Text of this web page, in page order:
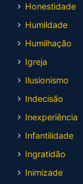
Honestidade
Humildade
Humilhação
Igreja
Ilusionismo
Indecisão
Inexperiência
Infantilidade
Ingratidão
Inimizade